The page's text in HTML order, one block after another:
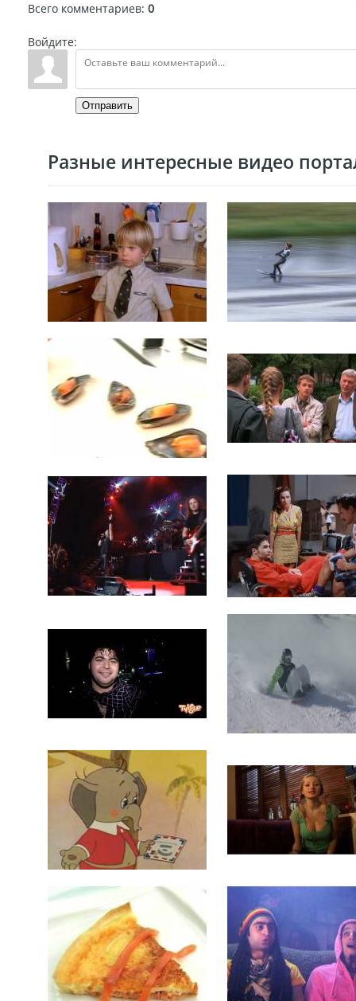
Всего комментариев: 0
Войдите:
Отправить
Разные интересные видео